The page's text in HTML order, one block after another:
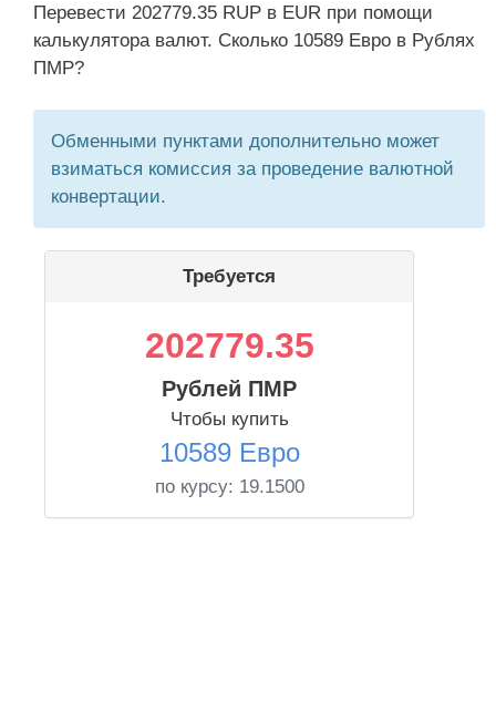
Перевести 202779.35 RUP в EUR при помощи
калькулятора валют. Сколько 10589 Евро в Рублях
ПМР?
Обменными пунктами дополнительно может
взиматься комиссия за проведение валютной
конвертации.
Требуется
202779.35
Рублей ПМР
Чтобы купить
10589 Евро
по курсу: 19.1500